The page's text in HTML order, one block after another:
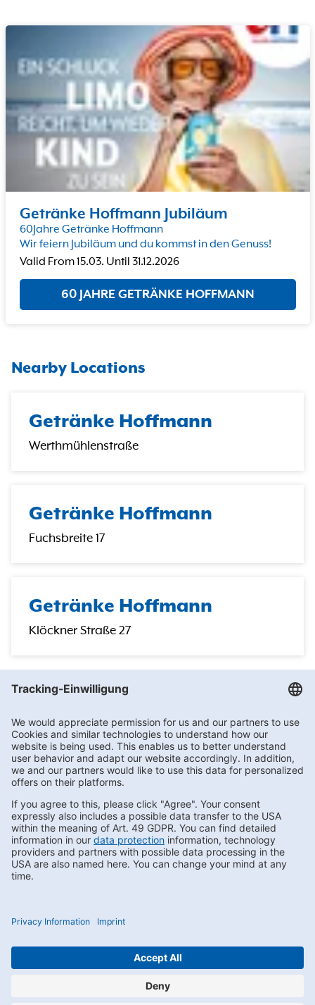
Getränke Hoffmann Jubiläum
60Jahre Getränke Hoffmann
Wir feiern Jubiläum und du kommst in den Genuss!
Valid From15.03. Until 31.12.2026
60 JAHRE GETRÄNKE HOFFMANN
Nearby Locations
Getränke Hoffmann
Werthmühlenstraße
Getränke Hoffmann
Fuchsbreite 17
Getränke Hoffmann
Klöckner Straße 27
Getränke Hoffmann / Nordrhein-Westfalen Bergstraße
Subscribe to Newsletter
Privacy
Compliance